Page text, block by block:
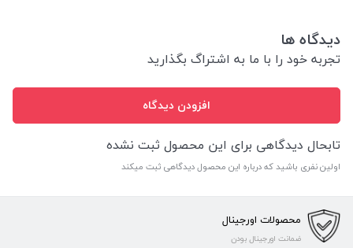
دیدگاه ها
تجربه خود را با ما به اشتراگ بگذارید
افزودن دیدگاه
تابحال دیدگاهی برای این محصول ثبت نشده
اولین نفری باشید که درباره این محصول دیدگاهی ثبت میکند
محصولات اورجینال
ضمانت اورجینال بودن